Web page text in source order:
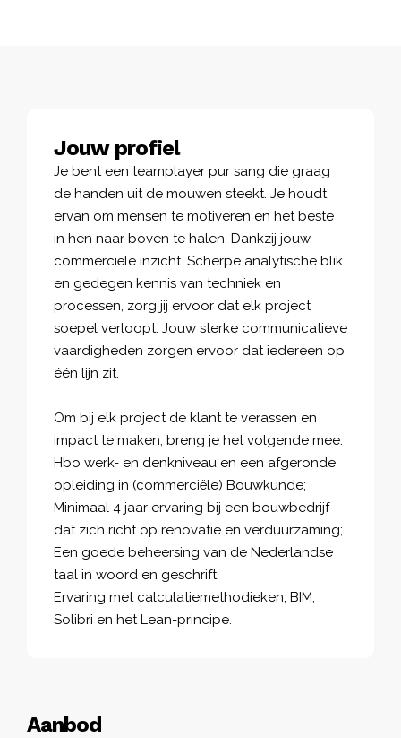
Aanbod
Jouw profiel
Je bent een teamplayer pur sang die graag
de handen uit de mouwen steekt. Je houdt
ervan om mensen te motiveren en het beste
in hen naar boven te halen. Dankzij jouw
commerciële inzicht. Scherpe analytische blik
en gedegen kennis van techniek en
processen, zorg jij ervoor dat elk project
soepel verloopt. Jouw sterke communicatieve
vaardigheden zorgen ervoor dat iedereen op
één lijn zit.
Om bij elk project de klant te verassen en
impact te maken, breng je het volgende mee:
Hbo werk- en denkniveau en een afgeronde
opleiding in (commerciële) Bouwkunde;
Minimaal 4 jaar ervaring bij een bouwbedrijf
dat zich richt op renovatie en verduurzaming;
Een goede beheersing van de Nederlandse
taal in woord en geschrift;
Ervaring met calculatiemethodieken, BIM,
Solibri en hetLean-principe.